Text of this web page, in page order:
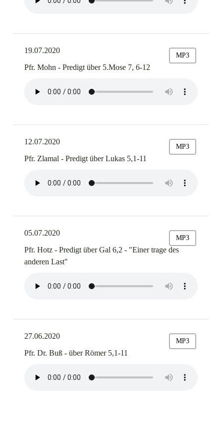
19.07.2020
Pfr. Mohn - Predigt über 5.Mose 7, 6-12
MP3
12.07.2020
Pfr. Zlamal - Predigt über Lukas 5,1-11
MP3
05.07.2020
Pfr. Hotz - Predigt über Gal 6,2 - "Einer trage des
anderen Last"
MP3
27.06.2020
Pfr. Dr. Buß - über Römer 5,1-11
MP3